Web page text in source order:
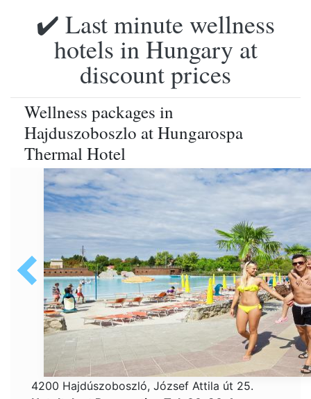
✔️ Last minute wellness
hotels in Hungary at
discount prices
Wellness packages in
Hajduszoboszlo at Hungarospa
Thermal Hotel
4200 Hajdúszoboszló, József Attila út 25.